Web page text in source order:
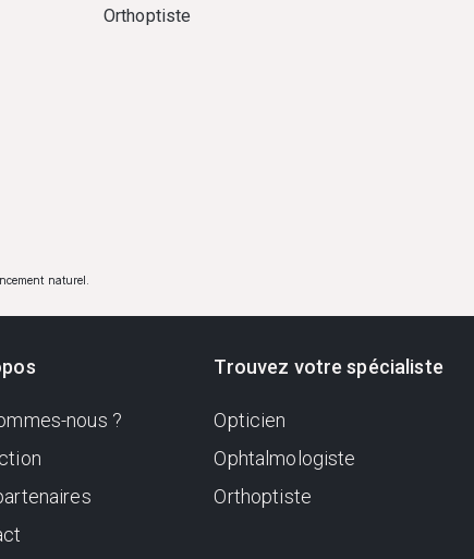
Orthoptiste
naturel.
nous ?
Trouvez votre spécialiste
Opticien
Ophtalmologiste
Orthoptiste